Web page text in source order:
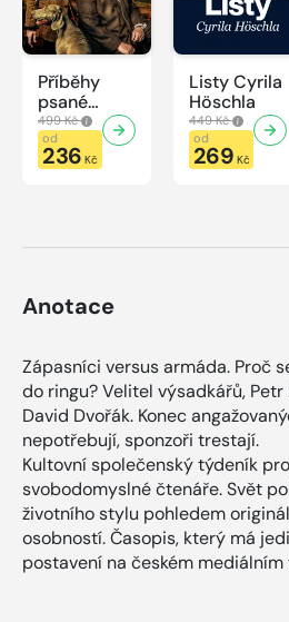
Příběhy
psané
modrou
krví
499 Kč
od
236 Kč
Listy Cyrila
Höschla
449 Kč
od
269 Kč
Anotace
Zápasníci versus armáda. Proč
do ringu? Velitel výsadkářů, Petr
David Dvořák. Konec
nepotřebují, sponzoři trestají.
Kultovní společenský týdeník
svobodomyslné čtenáře. Svět
životního stylu pohledem
osobností. Časopis, který má
postavení na českém mediálním